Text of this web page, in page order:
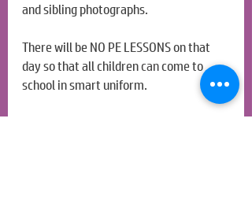
and sibling photographs.
There will be NO PE LESSONS on that
day so that all children can come to
school in smart uniform.